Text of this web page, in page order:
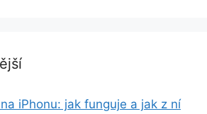
iPhonu: jak funguje a jak z ní